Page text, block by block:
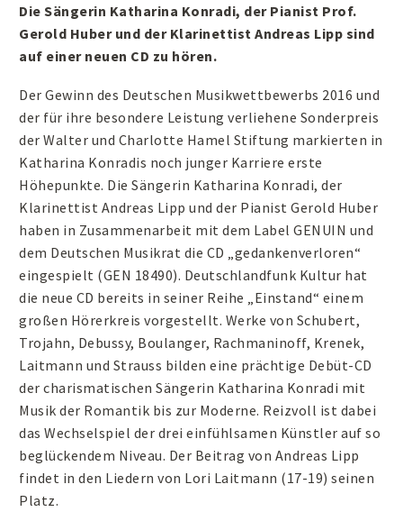
Die Sängerin Katharina Konradi, der Pianist Prof.
Gerold Huber und der Klarinettist Andreas Lipp sind
auf einer neuen CD zu hören.
Der Gewinn des Deutschen Musikwettbewerbs 2016 und
der für ihre besondere Leistung verliehene Sonderpreis
der Walter und Charlotte Hamel Stiftung markierten in
Katharina Konradis noch junger Karriere erste
Höhepunkte. Die Sängerin Katharina Konradi, der
Klarinettist Andreas Lipp und der Pianist Gerold Huber
haben in Zusammenarbeit mit dem Label GENUIN und
dem Deutschen Musikrat die CD „gedankenverloren“
eingespielt (GEN 18490). Deutschlandfunk Kultur hat
die neue CD bereits in seiner Reihe „Einstand“ einem
großen Hörerkreis vorgestellt. Werke von Schubert,
Trojahn, Debussy, Boulanger, Rachmaninoff, Krenek,
Laitmann und Strauss bilden eine prächtige Debüt-CD
der charismatischen Sängerin Katharina Konradi mit
Musik der Romantik bis zur Moderne. Reizvoll ist dabei
das Wechselspiel der drei einfühlsamen Künstler auf so
beglückendem Niveau. Der Beitrag von Andreas Lipp
findet in den Liedern von Lori Laitmann (17-19) seinen
Platz.